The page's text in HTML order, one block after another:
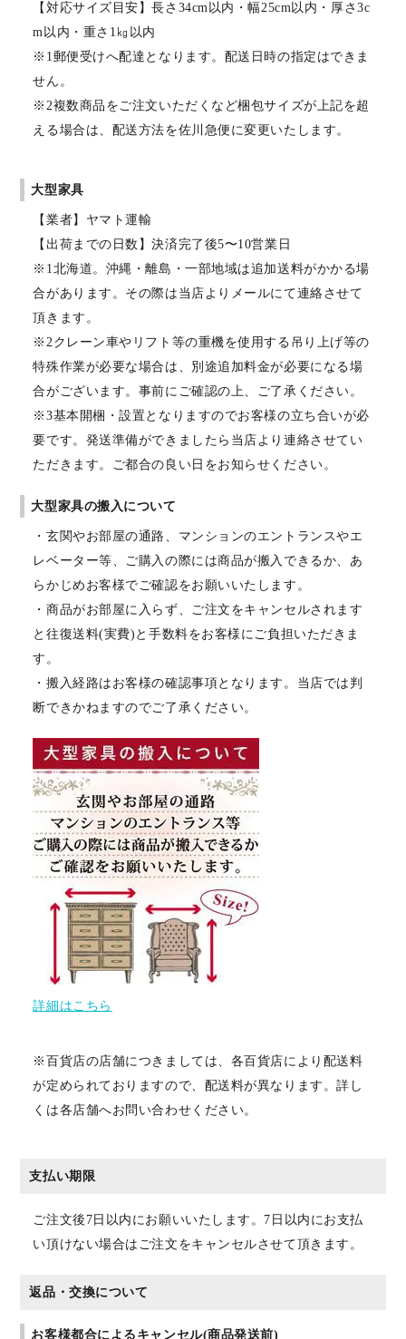
【対応サイズ目安】長さ34cm以内・幅25cm以内・厚さ3c
m以内・重さ1㎏以内
※1郵便受けへ配達となります。配送日時の指定はできま
せん。
※2複数商品をご注文いただくなど梱包サイズが上記を超
える場合は、配送方法を佐川急便に変更いたします。
大型家具
【業者】ヤマト運輸
【出荷までの日数】決済完了後5〜10営業日
※1北海道。沖縄・離島・一部地域は追加送料がかかる場
合があります。その際は当店よりメールにて連絡させて
頂きます。
※2クレーン車やリフト等の重機を使用する吊り上げ等の
特殊作業が必要な場合は、別途追加料金が必要になる場
合がございます。事前にご確認の上、ご了承ください。
※3基本開梱・設置となりますのでお客様の立ち合いが必
要です。発送準備ができましたら当店より連絡させてい
ただきます。ご都合の良い日をお知らせください。
大型家具の搬入について
・玄関やお部屋の通路、マンションのエントランスやエ
レベーター等、ご購入の際には商品が搬入できるか、あ
らかじめお客様でご確認をお願いいたします。
・商品がお部屋に入らず、ご注文をキャンセルされます
と往復送料(実費)と手数料をお客様にご負担いただきま
す。
・搬入経路はお客様の確認事項となります。当店では判
断できかねますのでご了承ください。
詳細はこちら
※百貨店の店舗につきましては、各百貨店により配送料
が定められておりますので、配送料が異なります。詳し
くは各店舗へお問い合わせください。
支払い期限
ご注文後7日以内にお願いいたします。7日以内にお支払
い頂けない場合はご注文をキャンセルさせて頂きます。
返品・交換について
お客様都合によるキャンセル(商品発送前)